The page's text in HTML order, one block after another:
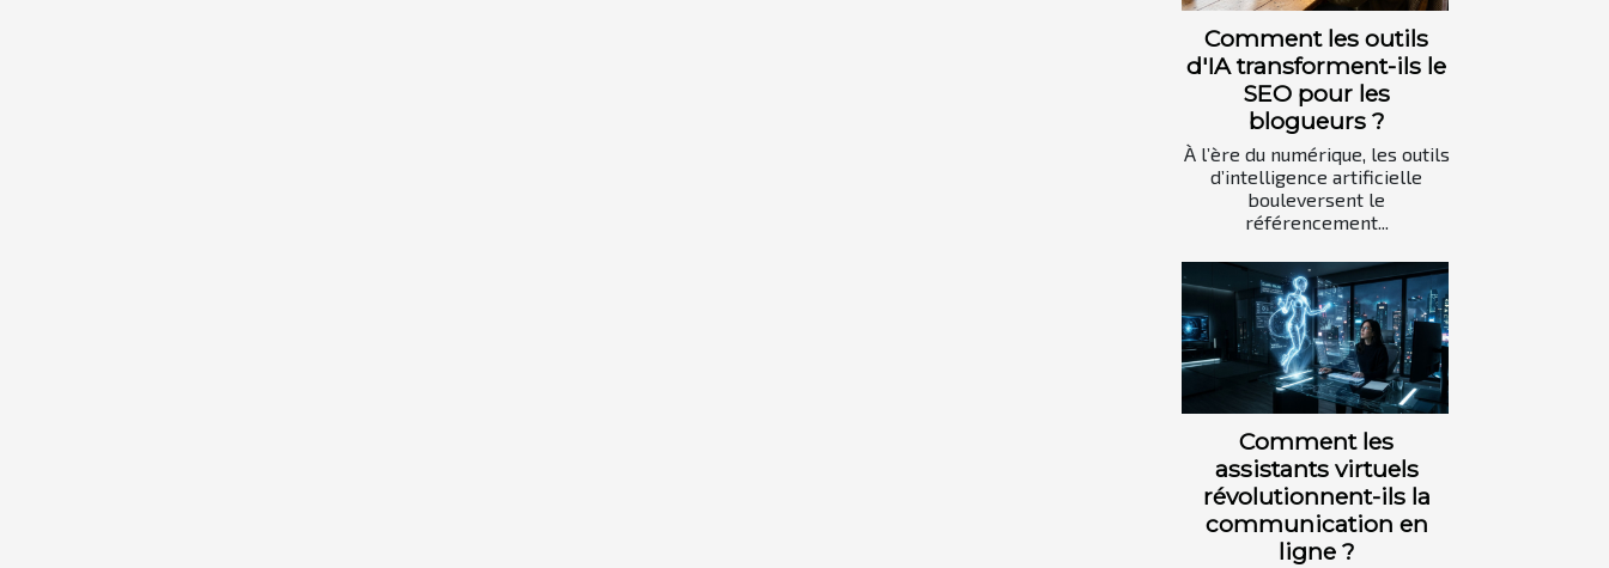
Comment les outils
d'IA transforment-ils le
SEO pour les
blogueurs ?
À l’ère du numérique, les outils
d’intelligence artificielle
bouleversent le
référencement...
Comment les
assistants virtuels
révolutionnent-ils la
communication en
ligne ?